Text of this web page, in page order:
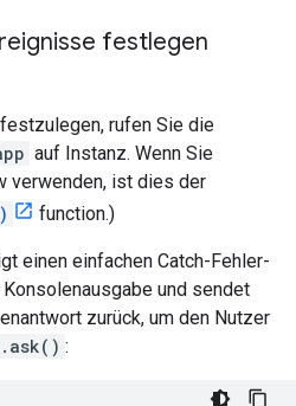
festlegen
rufen Sie die
auf Instanz. Wenn Sie
ist dies der
function.)
einen einfachen Catch-Fehler-
und sendet
zurück, um den Nutzer
: